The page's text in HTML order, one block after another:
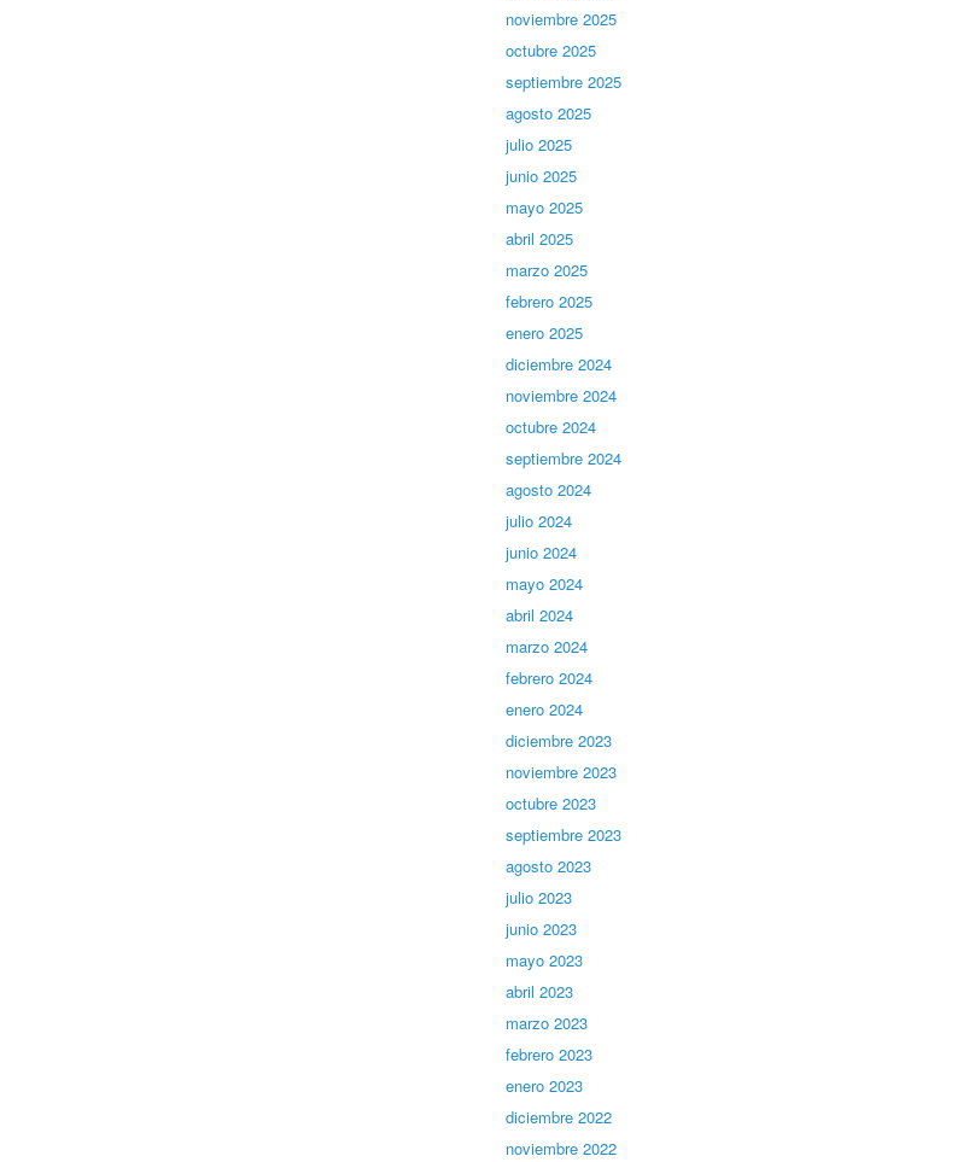
noviembre 2025
octubre 2025
septiembre 2025
agosto 2025
julio 2025
junio 2025
mayo 2025
abril 2025
marzo 2025
febrero 2025
enero 2025
diciembre 2024
noviembre 2024
octubre 2024
septiembre 2024
agosto 2024
julio 2024
junio 2024
mayo 2024
abril 2024
marzo 2024
febrero 2024
enero 2024
diciembre 2023
noviembre 2023
octubre 2023
septiembre 2023
agosto 2023
julio 2023
junio 2023
mayo 2023
abril 2023
marzo 2023
febrero 2023
enero 2023
diciembre 2022
noviembre 2022